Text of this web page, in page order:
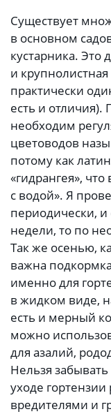
Существует
в основном
кустарника. Это
и
практически
есть и отличия).
необходим
цветоводов
потому как
«гидрангея»,
с водой». Я
периодически,
недели, то по
Так же осенью,
важна
именно для
в жидком виде,
есть и мерный
можно
для азалий,
Нельзя
уходе
вредителями и